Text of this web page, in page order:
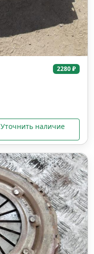
2280 ₽
Уточнить наличие